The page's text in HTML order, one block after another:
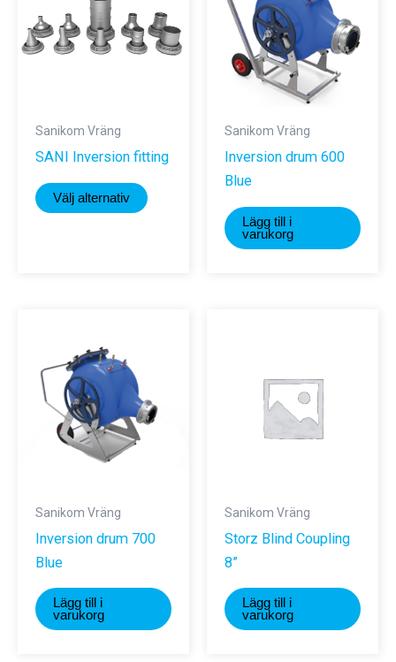
Sanikom Vräng
SANI Inversion fitting
Välj alternativ
Den
kan
väljas
Sanikom Vräng
Inversion drum 600
Blue
Lägg till i
varukorg
Sanikom Vräng
Inversion drum 700
Blue
Lägg till i
varukorg
Sanikom Vräng
Storz Blind Coupling
8”
Lägg till i
varukorg